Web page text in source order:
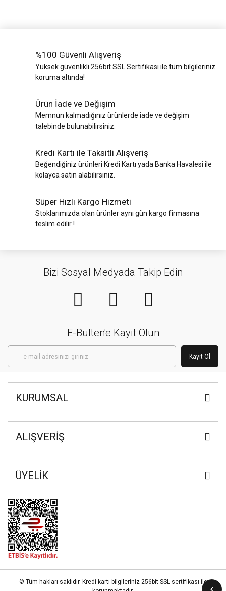
%100 Güvenli Alışveriş
Yüksek güvenlikli 256bit SSL Sertifikası ile tüm bilgileriniz
koruma altında!
Ürün İade ve Değişim
Memnun kalmadığınız ürünlerde iade ve değişim
talebinde bulunabilirsiniz.
Kredi Kartı ile Taksitli Alışveriş
Beğendiğiniz ürünleri Kredi Kartı yada Banka Havalesi ile
kolayca satın alabilirsiniz.
Süper Hızlı Kargo Hizmeti
Stoklarımızda olan ürünler aynı gün kargo firmasına
teslim edilir !
Bizi Sosyal Medyada Takip Edin
E-Bülten'e Kayıt Olun
Kayıt Ol
KURUMSAL
ALIŞVERİŞ
ÜYELİK
© Tüm hakları saklıdır. Kredi kartı bilgileriniz 256bit SSL sertifikası ile